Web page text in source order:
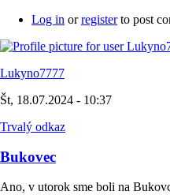
Log in orregisterto post
Lukyno7777
Št, 18.07.2024 - 10:37
Trvalý odkaz
Bukovec
Ano, v utorok sme boli na